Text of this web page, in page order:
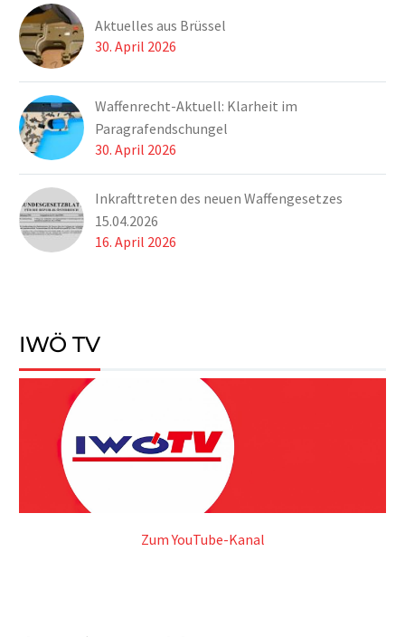
Aktuelles aus Brüssel
30. April 2026
Waffenrecht-Aktuell: Klarheit im
Paragrafendschungel
30. April 2026
Inkrafttreten des neuen Waffengesetzes
15.04.2026
16. April 2026
IWÖ TV
Zum YouTube-Kanal